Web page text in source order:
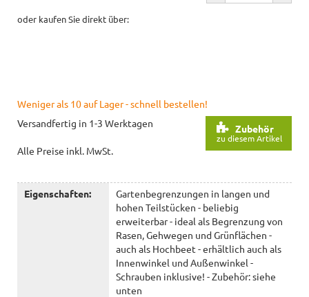
oder kaufen Sie direkt über:
Weniger als 10 auf Lager - schnell bestellen!
Zubehör
zu diesem Artikel
Versandfertig in 1-3 Werktagen
Alle Preise inkl. MwSt.
Eigenschaften:
Gartenbegrenzungen in langen und
hohen Teilstücken - beliebig
erweiterbar - ideal als Begrenzung von
Rasen, Gehwegen und Grünflächen -
auch als Hochbeet - erhältlich auch als
Innenwinkel und Außenwinkel -
Schrauben inklusive! - Zubehör: siehe
unten